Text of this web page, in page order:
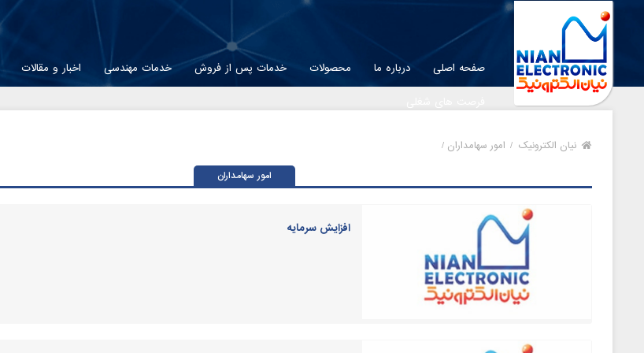
صفحه اصلی درباره ما محصولات خدمات پس از فروش خدمات مهندسی اخبار و مقالات
نیان الکترونیک / امور سهامداران /
امور سهامداران
افزایش سرمایه